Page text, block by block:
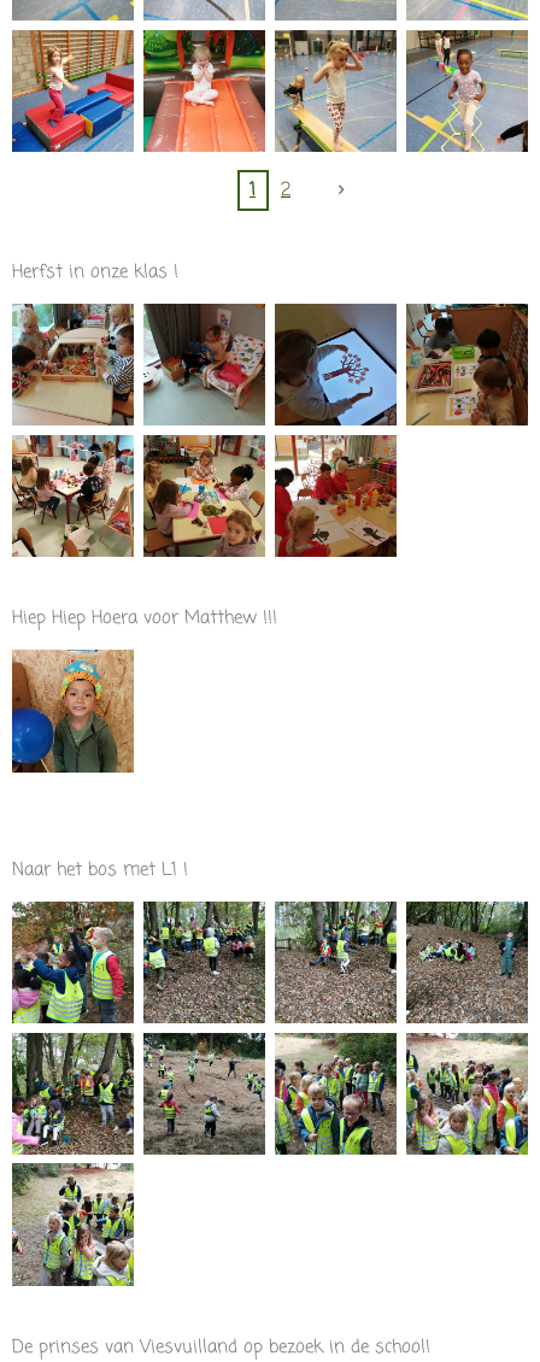
1 2
Herfst in onze klas !
Hiep Hiep Hoera voor Matthew !!!
Naar het bos met L1 !
De prinses van Viesvuilland op bezoek in de school!